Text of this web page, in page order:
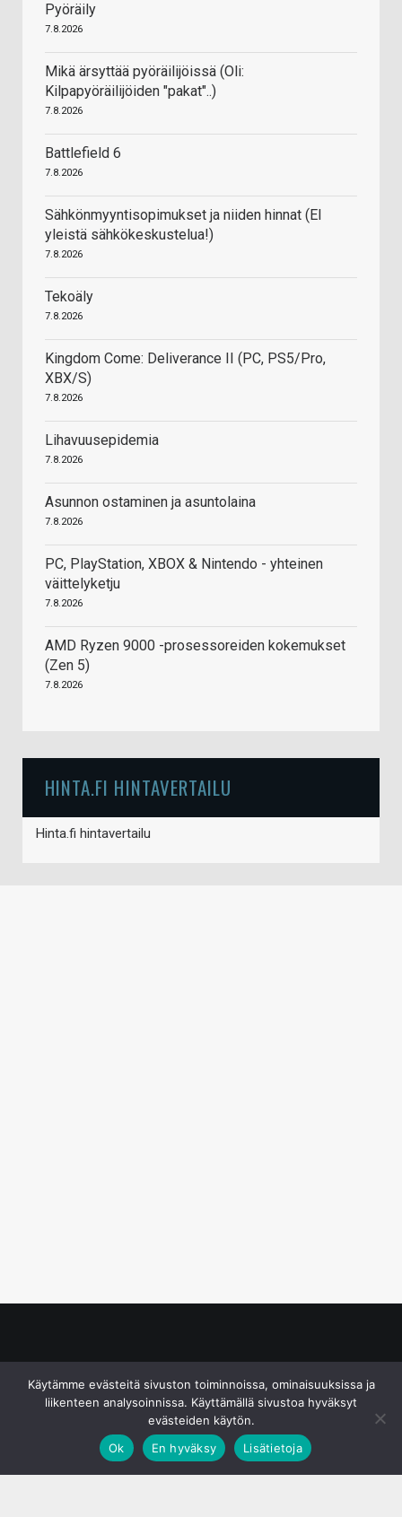
Pyöräily
7.8.2026
Mikä ärsyttää pyöräilijöissä (Oli:
Kilpapyöräilijöiden "pakat"..)
7.8.2026
Battlefield 6
7.8.2026
Sähkönmyyntisopimukset ja niiden hinnat (EI
yleistä sähkökeskustelua!)
7.8.2026
Tekoäly
7.8.2026
Kingdom Come: Deliverance II (PC, PS5/Pro,
XBX/S)
7.8.2026
Lihavuusepidemia
7.8.2026
Asunnon ostaminen ja asuntolaina
7.8.2026
PC, PlayStation, XBOX & Nintendo - yhteinen
väittelyketju
7.8.2026
AMD Ryzen 9000 -prosessoreiden kokemukset
(Zen 5)
7.8.2026
HINTA.FI HINTAVERTAILU
Hinta.fi hintavertailu
Käytämme evästeitä sivuston toiminnoissa, ominaisuuksissa ja
liikenteen analysoinnissa. Käyttämällä sivustoa hyväksyt
evästeiden käytön.
Ok
En hyväksy Lisätietoja